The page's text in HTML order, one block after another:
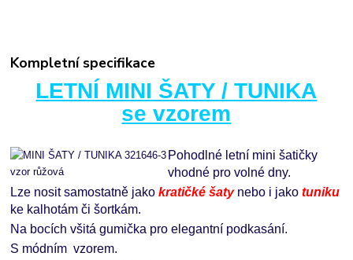
Kompletní specifikace
LETNÍ MINI ŠATY / TUNIKA
se vzorem
Pohodlné letní mini šatičky
vhodné pro volné dny.
Lze nosit samostatně jakokratičké šatynebo i jako tuniku
ke kalhotám či šortkám.
Na bocích všitá gumička pro elegantní podkasání.
S módním vzorem.